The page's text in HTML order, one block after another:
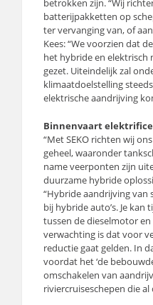
betrokken zijn. “Wij
batterijpakketten op
ter vervanging van, of
Kees: “We voorzien dat
het hybride en elektrisch
gezet. Uiteindelijk zal
klimaatdoelstelling
elektrische aandrijving
Binnenvaart
“Met SEKO richten wij
geheel, waaronder
name veerponten zijn
duurzame hybride
“Hybride aandrijving van
bij hybride auto’s. Je kan
tussen de dieselmotor
verwachting is dat voor
reductie gaat gelden. In
voordat het ‘de
omschakelen van
riviercruiseschepen die